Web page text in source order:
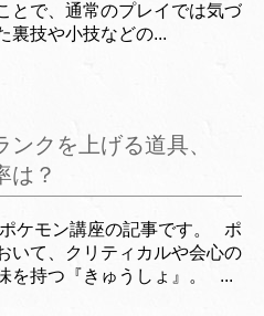
とで、通常のプレイでは気づ
裏技や小技などの...
クを上げる道具、
は？
ケモン講座の記事です。 ポ
いて、クリティカルや会心の
を持つ『きゅうしょ』。 ...